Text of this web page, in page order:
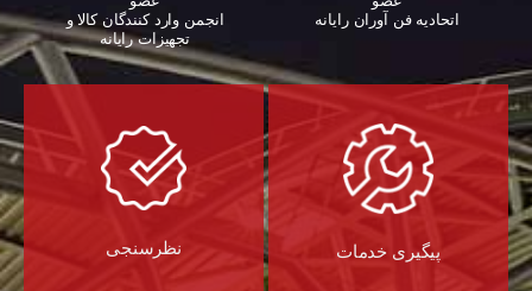
اتحادیه فن آوران رایانه
انجمن وارد کنندگان کالا و
تجهیزات رایانه‌
پیگیری خدمات نظرسنجی